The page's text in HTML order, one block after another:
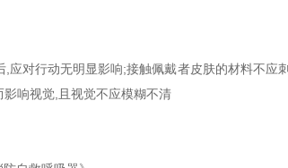
对行动无明显影响;接触佩戴者皮肤的材料不应
响视觉,且视觉不应模糊不清